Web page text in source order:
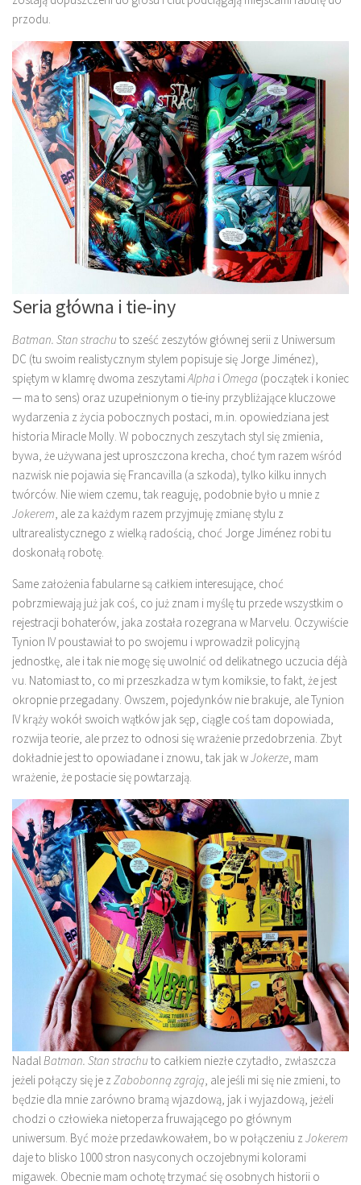
przodu.
Seria główna i tie-iny
Batman. Stan strachu to sześć zeszytów głównej serii z Uniwersum
DC (tu swoim realistycznym stylem popisuje się Jorge Jiménez),
spiętym w klamrę dwoma zeszytamiAlpha i Omega (początek i koniec
— ma to sens) oraz uzupełnionym o tie-iny przybliżające kluczowe
wydarzenia z życia pobocznych postaci, m.in. opowiedziana jest
historia Miracle Molly. W pobocznych zeszytach styl się zmienia,
bywa, że używana jest uproszczona krecha, choć tym razem wśród
nazwisk nie pojawia się Francavilla (a szkoda), tylko kilku innych
twórców. Nie wiem czemu, tak reaguję, podobnie było u mnie z
Jokerem , ale za każdym razem przyjmuję zmianę stylu z
ultrarealistycznego z wielką radością, choć Jorge Jiménez robi tu
doskonałą robotę.
Same założenia fabularne są całkiem interesujące, choć
pobrzmiewają już jak coś, co już znam i myślę tu przede wszystkim o
rejestracji bohaterów, jaka została rozegrana w Marvelu. Oczywiście
Tynion IV poustawiał to po swojemu i wprowadził policyjną
jednostkę, ale i tak nie mogę się uwolnić od delikatnego uczucia déjà
vu. Natomiast to, co mi przeszkadza w tym komiksie, to fakt, że jest
okropnie przegadany. Owszem, pojedynków nie brakuje, ale Tynion
IV krąży wokół swoich wątków jak sęp, ciągle coś tam dopowiada,
rozwija teorie, ale przez to odnosi się wrażenie przedobrzenia. Zbyt
dokładnie jest to opowiadane i znowu, tak jak wJokerze , mam
wrażenie, że postacie się powtarzają.
NadalBatman. Stan strachu to całkiem niezłe czytadło, zwłaszcza
jeżeli połączy się je z Zabobonną zgrają, ale jeśli mi się nie zmieni, to
będzie dla mnie zarówno bramą wjazdową, jak i wyjazdową, jeżeli
chodzi o człowieka nietoperza fruwającego po głównym
uniwersum. Być może przedawkowałem, bo w połączeniu z Jokerem
daje to blisko 1000 stron nasyconych oczojebnymi kolorami
migawek. Obecnie mam ochotę trzymać się osobnych historii o